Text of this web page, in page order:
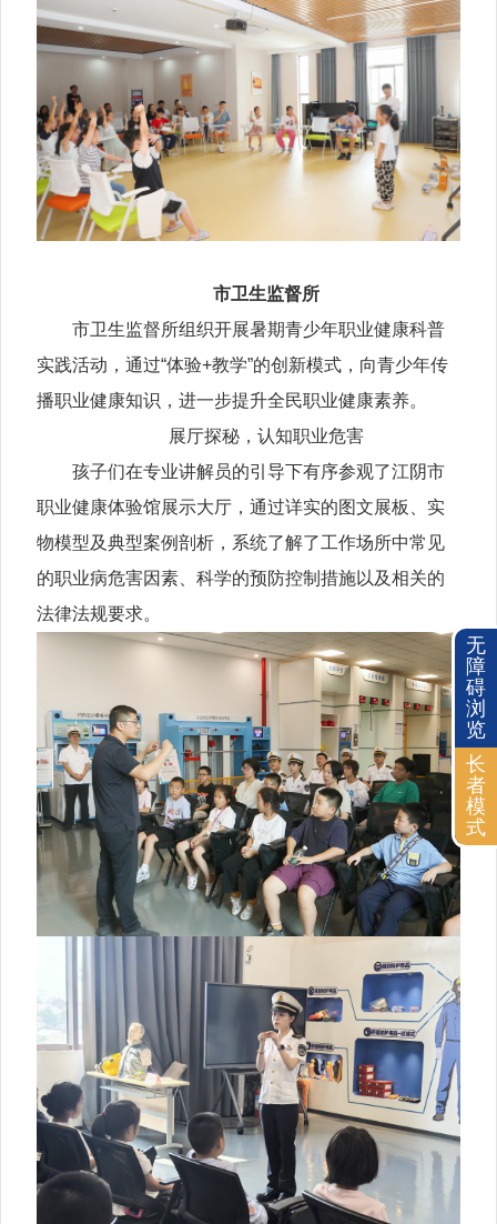
市卫生监督所
市卫生监督所组织开展暑期青少年职业健康科普
实践活动，通过“体验+教学”的创新模式，向青少年传
播职业健康知识，进一步提升全民职业健康素养。
展厅探秘，认知职业危害
孩子们在专业讲解员的引导下有序参观了江阴市
职业健康体验馆展示大厅，通过详实的图文展板、实
物模型及典型案例剖析，系统了解了工作场所中常见
的职业病危害因素、科学的预防控制措施以及相关的
法律法规要求。
无
障
碍
浏
览
长
者
模
式